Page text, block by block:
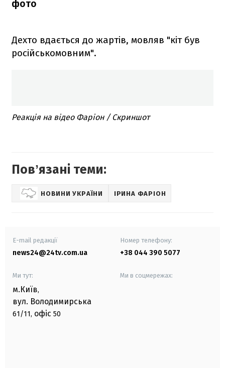
фото
Дехто вдається до жартів, мовляв "кіт був
російськомовним".
Реакція на відео Фаріон / Скриншот
Повʼязані теми:
НОВИНИ УКРАЇНИ ІРИНА ФАРІОН
E-mail редакції
news24@24tv.com.ua
Номер телефону:
+38 044 390 5077
Ми тут:
м.Київ,
вул. Володимирська
61/11, офіс 50
Ми в соцмережах: